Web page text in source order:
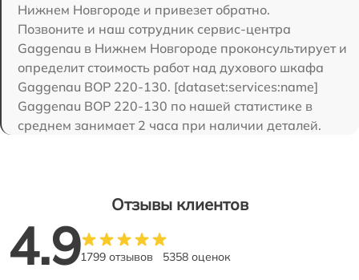
Нижнем Новгороде и привезет обратно.
Позвоните и наш сотрудник сервис-центра
Gaggenau в Нижнем Новгороде проконсультирует и
определит стоимость работ над духового шкафа
Gaggenau BOP 220-130. [dataset:services:name]
Gaggenau BOP 220-130 по нашей статистике в
среднем занимает 2 часа при наличии деталей.
Отзывы клиентов
4.91799 отзывов 5358 оценок